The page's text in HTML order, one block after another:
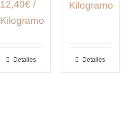
12,40€ /
Kilogramo
Detalles
Kilogramo
Detalles